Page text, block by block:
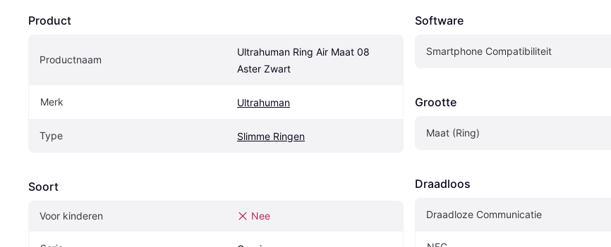
Product
Productnaam
Ultrahuman Ring Air Maat 08
Aster Zwart
Merk Ultrahuman
Type Slimme Ringen
Soort
Voor kinderen Nee
Software
Smartphone Compatibiliteit
Grootte
Maat (Ring)
Draadloos
Draadloze Communicatie